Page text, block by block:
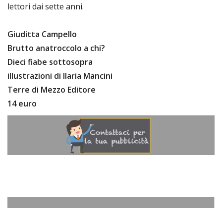
lettori dai sette anni.
Giuditta Campello
Brutto anatroccolo a chi?
Dieci fiabe sottosopra
illustrazioni di Ilaria Mancini
Terre di Mezzo Editore
14 euro